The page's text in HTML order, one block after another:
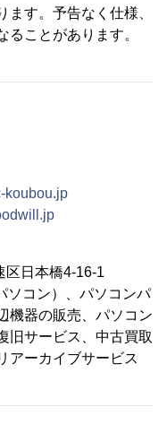
す。予告なく仕様、
ことがあります。
koubou.jp
区日本橋4-16-1
ソコン）、パソコンパ
機器の販売、パソコン
旧サービス、中古買取
アーカイブサービス